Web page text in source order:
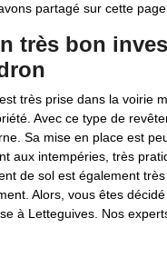
partagé sur cette page.
très bon
très prise dans la voirie
Avec ce type de
Sa mise en place est
aux intempéries, très
de sol est également
Alors, vous êtes
à Letteguives. Nos